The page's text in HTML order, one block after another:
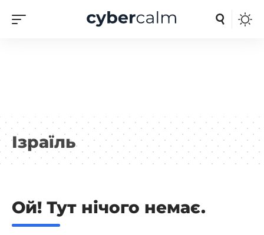
Ізраїль
Ой! Тут нічого немає.